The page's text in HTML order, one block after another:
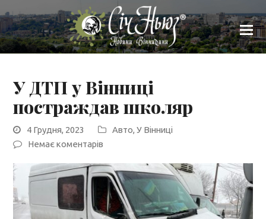
У ДТП у Вінниці
постраждав школяр
4 Грудня, 2023 Авто,У Вінниці
Немає коментарів